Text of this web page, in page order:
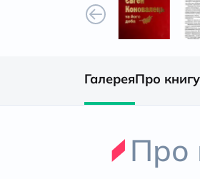
ГалереяПро книгу
Про